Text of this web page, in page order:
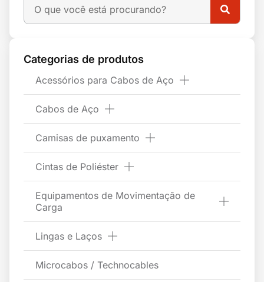
Categorias de produtos
Acessórios para Cabos de Aço
Cabos de Aço
Camisas de puxamento
Cintas de Poliéster
Equipamentos de Movimentação de
Carga
Lingas e Laços
Microcabos / Technocables